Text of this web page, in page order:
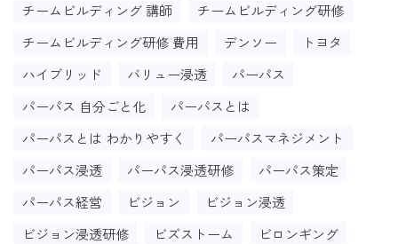
チームビルディング 講師
チームビルディング研修
チームビルディング研修 費用
デンソー
トヨタ
ハイブリッド
バリュー浸透
パーパス
パーパス 自分ごと化
パーパスとは
パーパスとは わかりやすく
パーパスマネジメント
パーパス浸透
パーパス浸透研修
パーパス策定
パーパス経営
ビジョン
ビジョン浸透
ビジョン浸透研修
ビズストーム
ビロンギング